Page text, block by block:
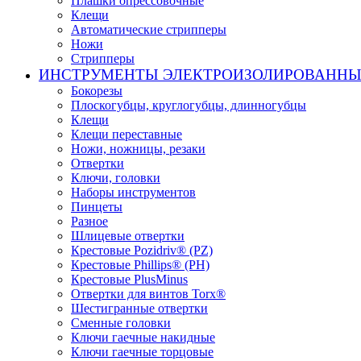
Клещи
Автоматические стрипперы
Ножи
Стрипперы
ИНСТРУМЕНТЫ
Бокорезы
Плоскогубцы, круглогубцы, длинногубцы
Клещи
Клещи переставные
Ножи, ножницы, резаки
Отвертки
Ключи, головки
Наборы инструментов
Пинцеты
Разное
Шлицевые отвертки
Крестовые Pozidriv® (PZ)
Крестовые Phillips® (PH)
Крестовые PlusMinus
Отвертки для винтов Torx®
Шестигранные отвертки
Сменные головки
Ключи гаечные накидные
Ключи гаечные торцовые